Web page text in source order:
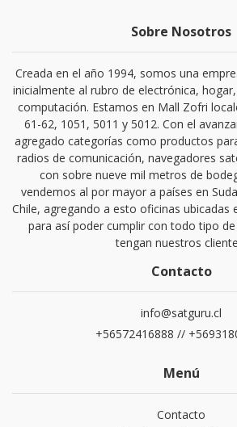
Sobre Nosotros
Creada en el año 1994, somos una
inicialmente al rubro de electrónica,
computación. Estamos en Mall Zofri
61-62, 1051, 5011 y 5012. Con el
agregado categorías como productos
radios de comunicación, navegadores
con sobre nueve mil metros de
vendemos al por mayor a países en
Chile, agregando a esto oficinas ubicadas
para así poder cumplir con todo tipo
tengan nuestros
Contacto
info@satguru.cl
+56572416888 //
Menú
Contacto